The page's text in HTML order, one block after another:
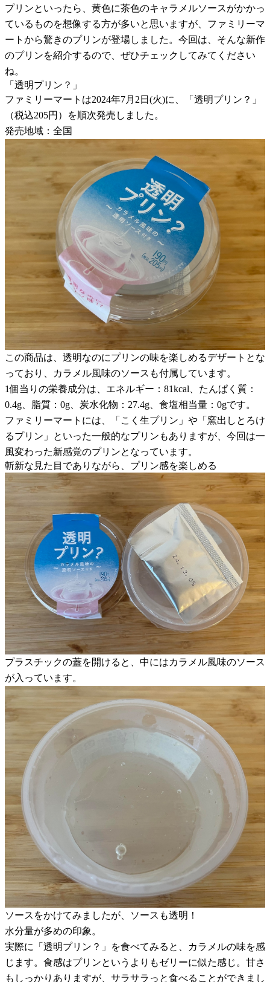
プリンといったら、黄色に茶色のキャラメルソースがかかっ
ているものを想像する方が多いと思いますが、ファミリーマ
ートから驚きのプリンが登場しました。今回は、そんな新作
のプリンを紹介するので、ぜひチェックしてみてください
ね。
「透明プリン？」
ファミリーマートは2024年7月2日(火)に、「透明プリン？」
（税込205円）を順次発売しました。
発売地域：全国
この商品は、透明なのにプリンの味を楽しめるデザートとな
っており、カラメル風味のソースも付属しています。
1個当りの栄養成分は、エネルギー：81kcal、たんぱく質：
0.4g、脂質：0g、炭水化物：27.4g、食塩相当量：0gです。
ファミリーマートには、「こく生プリン」や「窯出しとろけ
るプリン」といった一般的なプリンもありますが、今回は一
風変わった新感覚のプリンとなっています。
斬新な見た目でありながら、プリン感を楽しめる
プラスチックの蓋を開けると、中にはカラメル風味のソース
が入っています。
ソースをかけてみましたが、ソースも透明！
水分量が多めの印象。
実際に「透明プリン？」を食べてみると、カラメルの味を感
じます。食感はプリンというよりもゼリーに似た感じ。甘さ
もしっかりありますが、サラサラっと食べることができまし